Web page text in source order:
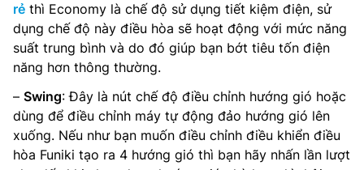
rẻ thì Economy là chế độ sử dụng tiết kiệm điện, sử
dụng chế độ này điều hòa sẽ hoạt động với mức năng
suất trung bình và do đó giúp bạn bớt tiêu tốn điện
năng hơn thông thường.
– Swing: Đây là nút chế độ điều chỉnh hướng gió hoặc
dùng để điều chỉnh máy tự động đảo hướng gió lên
xuống. Nếu như bạn muốn điều chỉnh điều khiển điều
hòa Funiki tạo ra 4 hướng gió thì bạn hãy nhấn lần lượt